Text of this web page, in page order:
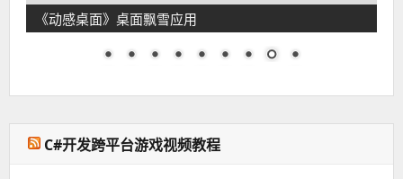
《动感桌面》桌面飘雪应用
C#开发跨平台游戏视频教程